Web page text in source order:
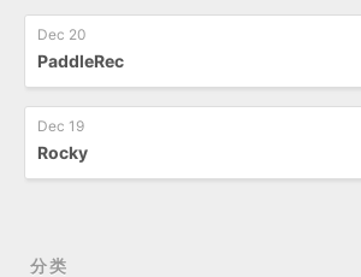
Dec 20
PaddleRec
Dec 19
Rocky
分类